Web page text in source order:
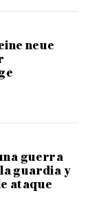
neue
guerra
guardia y
ataque